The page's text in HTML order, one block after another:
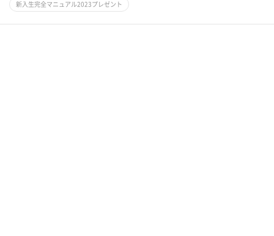
新入生完全マニュアル2023プレゼント